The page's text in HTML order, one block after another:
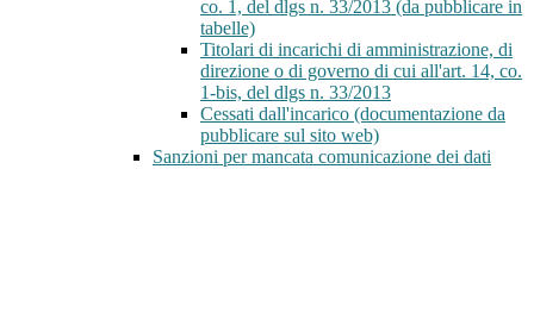
co. 1, del dlgs n. 33/2013 (da pubblicare in
tabelle)
Titolari di incarichi di amministrazione, di
direzione o di governo di cui all'art. 14, co.
1-bis, del dlgs n. 33/2013
Cessati dall'incarico (documentazione da
pubblicare sul sito web)
Sanzioni per mancata comunicazione dei dati